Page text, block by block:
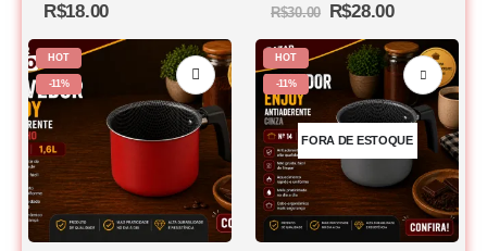
R$18.00 R$30.00 R$28.00
HOT
-11%
HOT
-11%
FORA DE ESTOQUE